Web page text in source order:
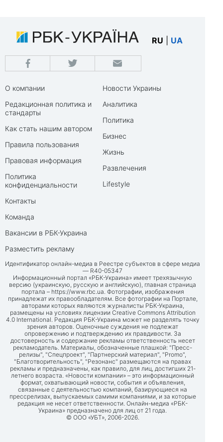
RU UA
О компании
Редакционная политика и
стандарты
Как стать нашим автором
Правила пользования
Правовая информация
Политика
конфиденциальности
Контакты
Команда
Вакансии в РБК-Украина
Разместить рекламу
Новости Украины
Аналитика
Политика
Бизнес
Жизнь
Развлечения
Lifestyle
Идентификатор онлайн-медиа в Реестре субъектов в сфере медиа
— R40-05347
Информационный портал «РБК-Украина» имеет трехязычную
версию (украинскую, русскую и английскую), главная страница
портала – https://www.rbc.ua. Фотографии, изображения
принадлежат их правообладателям. Все фотографии на Портале,
авторами которых являются журналисты РБК-Украина,
размещены на условиях лицензии Creative Commons Attribution
4.0 International. Редакция РБК-Украина может не разделять точку
зрения авторов. Оценочные суждения не подлежат
опровержению и подтверждению их правдивости. За
достоверность и содержание рекламы ответственность несет
рекламодатель. Материалы, обозначенные плашкой: "Пресс-
релизы", "Спецпроект", "Партнерский материал", "Promo",
"Благотворительность", "Резонанс" размещаются на правах
рекламы и предназначены, как правило, для лиц, достигших 21-
летнего возраста. «Новости компании» – это информационный
формат, охватывающий новости, события и объявления,
связанные с деятельностью компаний, базирующиеся на
прессрелизах, выпускаемых самими компаниями, и за которые
редакция не несет ответственности. Онлайн-медиа «РБК-
Украина» предназначено для лиц от 21 года.
© ООО «УБТ», 2006-2026.